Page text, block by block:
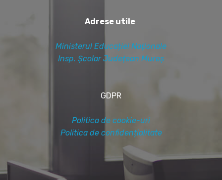
Adrese utile
Ministerul Educației Naționale
Insp. Școlar Județean Mureș
GDPR
Politica de cookie-uri
Politica de confidențialitate